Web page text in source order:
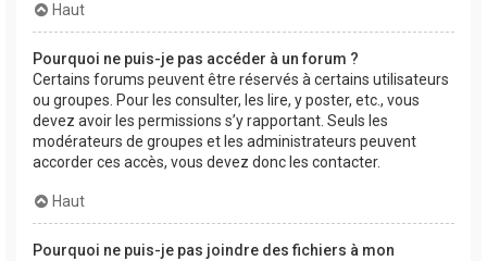
Haut
Pourquoi ne puis-je pas accéder à un forum ?
Certains forums peuvent être réservés à certains utilisateurs
ou groupes. Pour les consulter, les lire, y poster, etc., vous
devez avoir les permissions s’y rapportant. Seuls les
modérateurs de groupes et les administrateurs peuvent
accorder ces accès, vous devez donc les contacter.
Haut
Pourquoi ne puis-je pas joindre des fichiers à mon